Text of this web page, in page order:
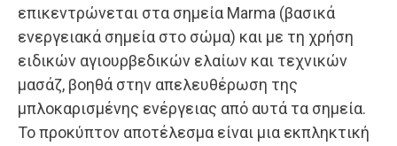
επικεντρώνεται στα σημεία Marma (βασικά
ενεργειακά σημεία στο σώμα) και με τη χρήση
ειδικών αγιουρβεδικών ελαίων και τεχνικών
μασάζ, βοηθά στην απελευθέρωση της
μπλοκαρισμένης ενέργειας από αυτά τα σημεία.
Το προκύπτον αποτέλεσμα είναι μια εκπληκτική